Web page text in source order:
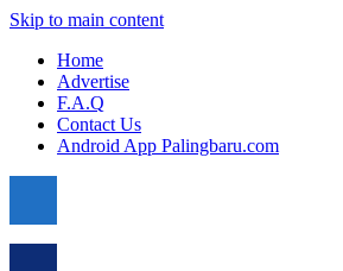
Skip to main content
Home
Advertise
F.A.Q
Contact Us
Android App Palingbaru.com